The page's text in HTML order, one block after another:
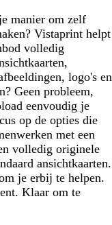
manier om zelf
Vistaprint helpt
volledig
logo's en
Geen probleem,
eenvoudig je
op de opties die
met een
volledig originele
ansichtkaarten.
je erbij te helpen.
Klaar om te